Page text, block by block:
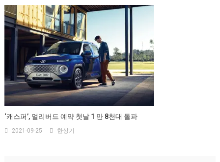
‘캐스퍼’, 얼리버드 예약 첫날 1 만 8천대 돌파
2021-09-25 한상기